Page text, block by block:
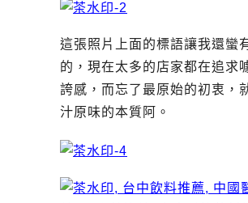
這張照片上面的標語讓我還蠻
的，現在太多的店家都在追求
誇感，而忘了最原始的初衷，
汁原味的本質阿。